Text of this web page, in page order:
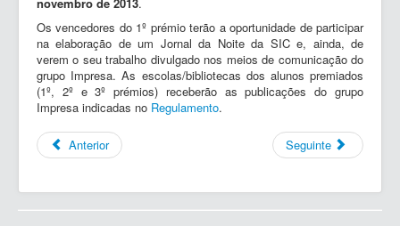
Os vencedores do 1º prémio terão a oportunidade de participar
na elaboração de um Jornal da Noite da SIC e, ainda, de
verem o seu trabalho divulgado nos meios de comunicação do
grupo Impresa. As escolas/bibliotecas dos alunos premiados
(1º, 2º e 3º prémios) receberão as publicações do grupo
Impresa indicadas no Regulamento.
Anterior Seguinte